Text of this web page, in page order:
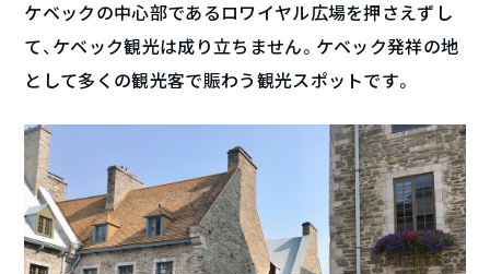
ケベックの中心部であるロワイヤル広場を押さえずし
て、ケベック観光は成り立ちません。ケベック発祥の地
として多くの観光客で賑わう観光スポットです。